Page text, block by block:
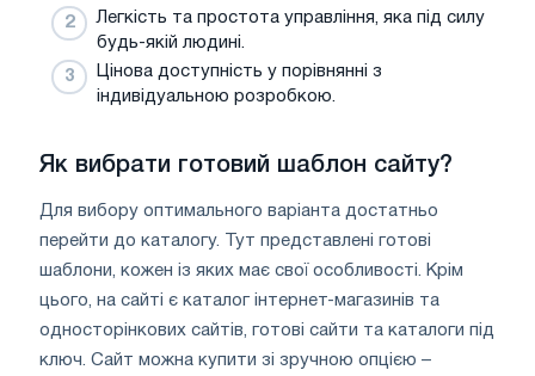
Легкість та простота управління, яка під силу
будь-якій людині.
Цінова доступність у порівнянні з
індивідуальною розробкою.
Як вибрати готовий шаблон сайту?
Для вибору оптимального варіанта достатньо
перейти до каталогу. Тут представлені готові
шаблони, кожен із яких має свої особливості. Крім
цього, на сайті є каталог інтернет-магазинів та
односторінкових сайтів, готові сайти та каталоги під
ключ. Сайт можна купити зі зручною опцією –